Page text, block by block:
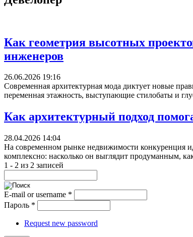
Как геометрия высотных
инженеров
26.06.2026 19:16
Современная архитектурная мода диктует новые
переменная этажность, выступающие стилобаты и
Как архитектурный подход
28.04.2026 14:04
На современном рынке недвижимости конкуренция
комплексно: насколько он выглядит продуманным,
1 - 2 из 2 записей
E-mail or username *
Пароль *
Request new password